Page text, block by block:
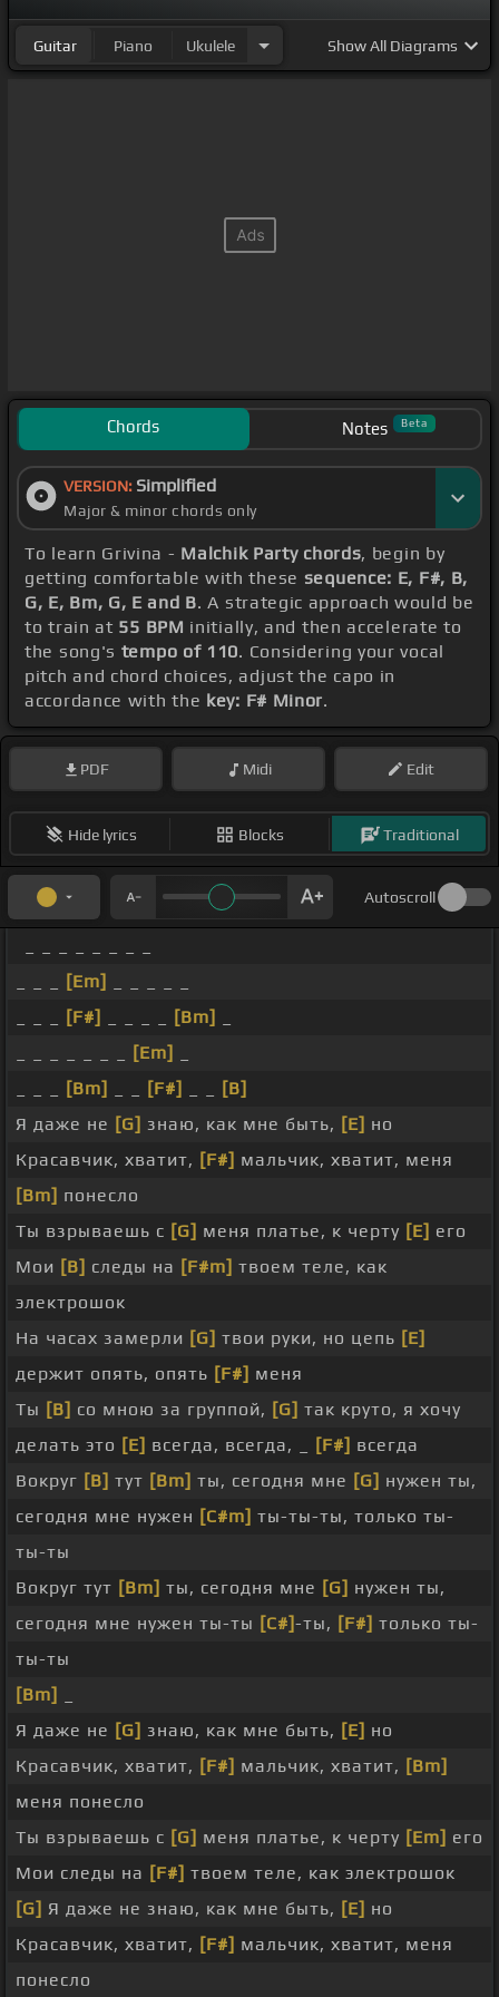
Guitar Piano Ukulele ShowAll Diagrams
Chords Notes Beta
VERSION: Simplified
Major & minor chords only
To learn Grivina - Malchik Party chords, begin by
getting comfortable with these sequence: E, F#, B,
G, E, Bm, G, E and B. A strategic approach would be
to train at 55 BPM initially, and then accelerate to
the song's tempo of 110. Considering your vocal
pitch and chord choices, adjust the capo in
accordance with the key: F# Minor.
PDF Midi Edit
Hide lyrics Blocks Traditional
Autoscroll
[Em]
[F#] [Bm]
[Em]
[Bm] [F#]
[B]
Я даже не [G] знаю, как мне быть, [E] но
Красавчик, хватит, [F#] мальчик, хватит, меня
[Bm] понесло
Ты взрываешь с [G] меня платье, к черту [E] его
Мои [B] следы на [F#m] твоем теле, как
электрошок
На часах замерли [G] твои руки, но цепь [E]
держит опять, опять [F#] меня
Ты [B] со мною за группой, [G] так круто, я хочу
делать это [E] всегда, всегда, _ [F#] всегда
Вокруг [B] тут [Bm] ты, сегодня мне [G] нужен ты,
сегодня мне нужен [C#m] ты-ты-ты, только ты-
ты-ты
Вокруг тут [Bm] ты, сегодня мне [G] нужен ты,
сегодня мне нужен ты-ты [C#]-ты, [F#] только ты-
ты-ты
[Bm]
Я даже не [G] знаю, как мне быть, [E] но
Красавчик, хватит, [F#] мальчик, хватит, [Bm]
меня понесло
Ты взрываешь с [G] меня платье, к черту [Em] его
Мои следы на [F#] твоем теле, как электрошок
[G] Я даже не знаю, как мне быть, [E] но
Красавчик, хватит, [F#] мальчик, хватит, меня
понесло